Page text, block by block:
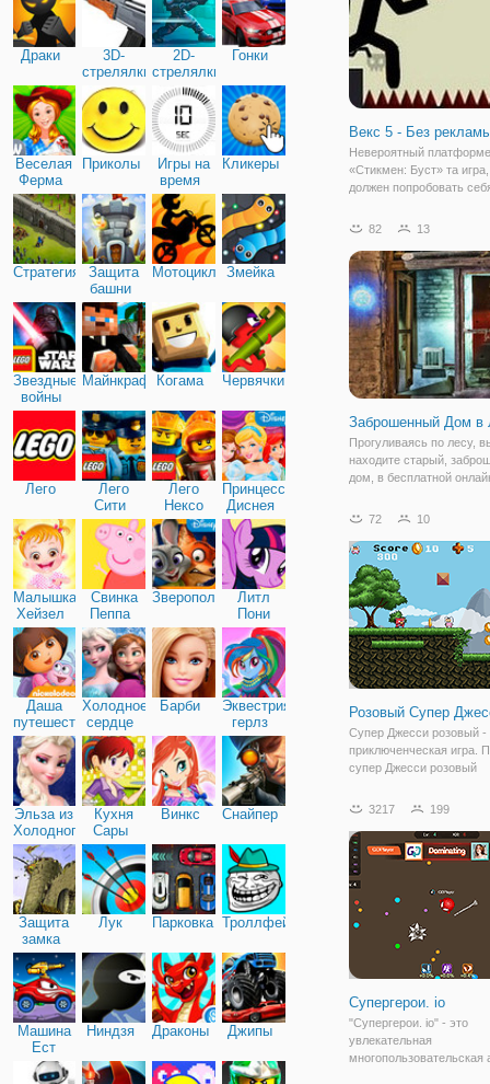
Драки
3D-
стрелялки
2D-
стрелялки
Гонки
Веселая
Ферма
Приколы
Игры на
время
Кликеры
Стратегия
Защита
башни
МотоциклыЗмейка
Звездные
войны
МайнкрафтКогама Червячки
Лего
Лего
Сити
Лего
Нексо
Найтс
Принцессы
Диснея
Малышка
Хейзел
Свинка
Пеппа
Зверополис
Литл
Пони
Дружба
Даша
путешественница
Холодное
сердце
Барби
Эквестрия
герлз
Эльза из
Холодного
сердца
Кухня
Сары
Винкс Снайпер
Защита
замка
Лук Парковка Троллфейс
Машина
Ест
Машину
Ниндзя Драконы Джипы
Векс 5 - Без
Невероятный
«Стикмен: Буст» та
должен попробовать
Стикмены всегда
исключение. Человек-
оказался в
82 13
Заброшенный Дом в
Прогуливаясь по лесу,
находите старый,
дом, в бесплатной
только вы переступили
попали в ловушку. Для
выбраться
72 10
Розовый Супер
Супер Джесси розовый -
приключенческая игра.
супер Джесси розовый
сталкиваясь с
ловушки. Собирайте
зарабатывать на жизнь
3217 199
Супергерои. io
"Супергерои. io" - это
увлекательная
многопользовательская